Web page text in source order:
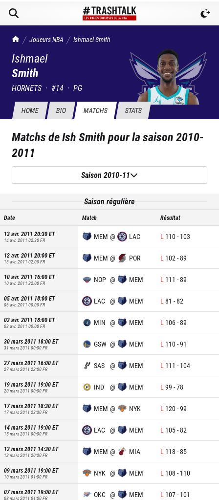
TrashTalk Actu NBA
Joueurs NBA IshmaelSmith
Ishmael
Smith
HORNETS · #14 · PG
HOME BIO MATCHS STATS
Matchs deIsh Smithpour la saison2010-
2011
Saison 2010-11
Saison régulière
Date Match Résultat
13 avr. 2011 20:30ET
14 avr. 2011 02:30FR MEM @ LAC L 110- 103
12 avr. 2011 20:00ET
13 avr. 2011 02:00FR MEM @ POR L 102 -89
10 avr. 2011 16:00ET
10 avr. 2011 22:00FR NOP @ MEM L 111 -89
05 avr. 2011 18:00ET
06 avr. 2011 00:00FR LAC @ MEM L 81 -82
02 avr. 2011 18:00ET
03 avr. 2011 00:00FR MIN @ MEM L 106-89
30 mars 2011 18:00ET
31 mars 2011 00:00FR GSW @ MEM L 110-91
27 mars 2011 16:00ET
27 mars 2011 22:00FR SAS @ MEM L 111 - 104
19 mars 2011 19:00ET
20 mars 2011 00:00FR IND @ MEM L 99 -78
17 mars 2011 18:30ET
17 mars 2011 23:30FR MEM @ NYK L 120-99
14 mars 2011 19:00ET
15 mars 2011 00:00FR LAC @ MEM L 105-82
12 mars 2011 14:30ET
12 mars 2011 20:30FR MEM @ MIA L 118 -85
09 mars 2011 19:00ET
10 mars 2011 01:00FR NYK @ MEM L 108 - 110
07 mars 2011 19:00ET
08 mars 2011 01:00FR OKC @ MEM L 107- 101